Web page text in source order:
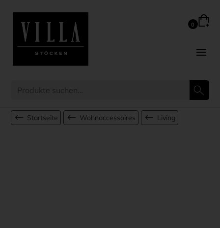
Startseite Wohnaccessoires Living